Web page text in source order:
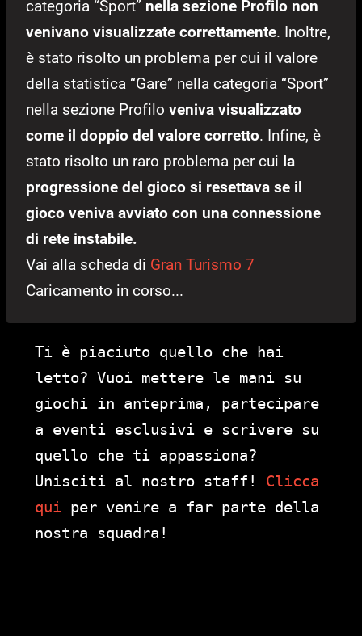
categoria “Sport” nella sezione Profilo non
venivano visualizzate correttamente. Inoltre,
è stato risolto un problema per cui il valore
della statistica “Gare” nella categoria “Sport”
nella sezione Profilo veniva visualizzato
come il doppio del valore corretto. Infine, è
stato risolto un raro problema per cui la
progressione del gioco si resettava se il
gioco veniva avviato con una connessione
di rete instabile.
Vai alla scheda di Gran Turismo 7
Caricamento in corso...
Ti è piaciuto quello che hai
letto? Vuoi mettere le mani su
giochi in anteprima, partecipare
a eventi esclusivi e scrivere su
quello che ti appassiona?
Unisciti al nostro staff! Clicca
qui per venire a far parte della
nostra squadra!